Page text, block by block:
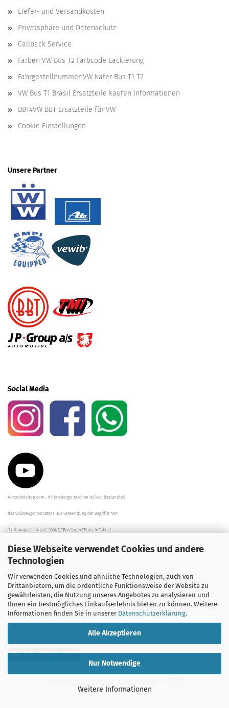
Diese Webseite verwendet Cookies und andere
Technologien
Wir verwenden Cookies und ähnliche Technologien, auch von
Drittanbietern, um die ordentliche Funktionsweise der Website zu
gewährleisten, die Nutzung unseres Angebotes zu analysieren und
Ihnen ein bestmögliches Einkaufserlebnis bieten zu können. Weitere
Informationen finden Sie in unserer Datenschutzerklärung.
Alle Akzeptieren
Nur Notwendige
Weitere Informationen
Liefer- und Versandkosten
Privatsphäre und Datenschutz
Callback Service
Farben VW Bus T2 Farbcode Lackierung
Fahrgestellnummer VW Käfer Bus T1 T2
VW Bus T1 Brasil Ersatzteile kaufen Informationen
BBT4VW BBT Ersatzteile für VW
Cookie Einstellungen
Unsere Partner
Social Media
Aircooledshop.com , Hintersberger Joachim ist kein Bestandteil
des Volkswagen Konzerns. Die Verwendung der Begriffe "VW",
"Volkswagen", "Käfer", "Golf", "Bus" oder "Porsche" dient
der Beschreibung der Teile und stellt in keinem Fall eine direkte
Verbindung zu dem Unternehmen "Volkswagen" her/da.
Die Beschreibungen, Zeichnungen und Angaben zur
Verwendung sind sorgfältig überprüft worden.
Vertrag widerrufen